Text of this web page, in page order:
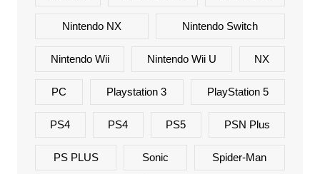
Nintendo NX Nintendo Switch
Nintendo Wii Nintendo Wii U NX
PC Playstation 3 PlayStation 5
PS4 PS4 PS5 PSN Plus
PS PLUS Sonic Spider-Man